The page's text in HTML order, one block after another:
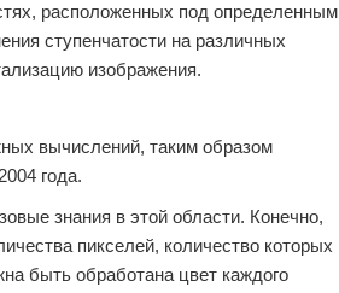
расположенных под определенным
ступенчатости на различных
изображения.
вычислений, таким образом
года.
знания в этой области. Конечно,
пикселей, количество которых
быть обработана цвет каждого